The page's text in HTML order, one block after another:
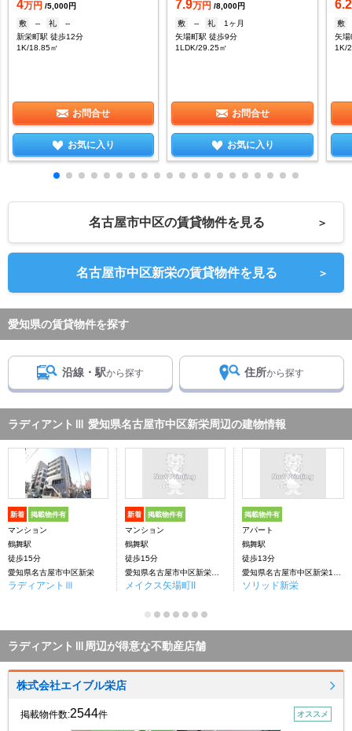
4万円 /5,000円
敷
-- 礼
--
新栄町駅 徒歩12分
1K/18.85㎡
お問合せ
お気に入り
7.9万円 /8,000円
敷
-- 礼
1ヶ月
矢場町駅 徒歩9分
1LDK/29.25㎡
お問合せ
お気に入り
6.2
敷
矢
1K/
名古屋市中区の賃貸物件を見る ＞
名古屋市中区新栄の賃貸物件を見る ＞
愛知県の賃貸物件を探す
沿線・駅から探す 住所から探す
ラディアントⅢ 愛知県名古屋市中区新栄周辺の建物情報
新着 掲載物件有
マンション
鶴舞駅
徒歩15分
愛知県名古屋市中区新栄
ラディアントⅢ
新着 掲載物件有
マンション
鶴舞駅
徒歩15分
メイクス矢場町II
掲載物件有
アパート
鶴舞駅
徒歩13分
ソリッド新栄
ラディアントⅢ周辺が得意な不動産店舗
株式会社エイブル栄店
掲載物件数:2544件 オススメ